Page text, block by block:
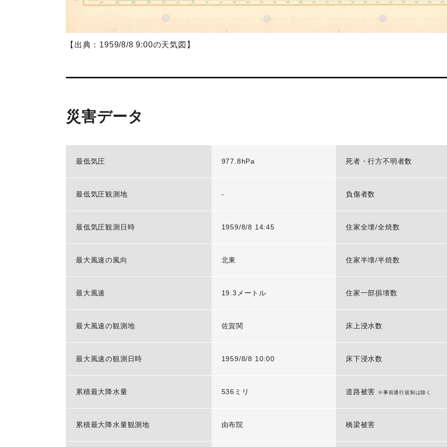
【出典：1959/8/8 9:00の天気図】
災害データ
最低気圧 977.8hPa
最低気圧観測地 -
最低気圧観測日時 1959/8/8 14:45
最大風速の風向 北東
最大風速 19.3メートル
最大風速の観測地 佐賀関
最大風速の観測日時 1959/8/8 10:00
累積最大降水量 536ミリ
累積最大降水量観測地 由布院
死者・行方不明者数
負傷者数
住家全壊/全焼数
住家半壊/半焼数
住家一部損壊数
床上浸水数
床下浸水数
道路被害 ※事前通行規制は除く
橋梁被害